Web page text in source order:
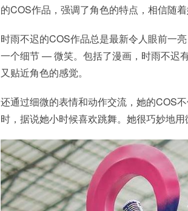
的COS作品，强调了角色的特点，相信随
时雨不迟的COS作品总是最新令人眼前一
一个细节 — 微笑。包括了漫画，时雨不迟
又贴近角色的感觉。
还通过细微的表情和动作交流，她的COS
时，据说她小时候喜欢跳舞。她很巧妙地